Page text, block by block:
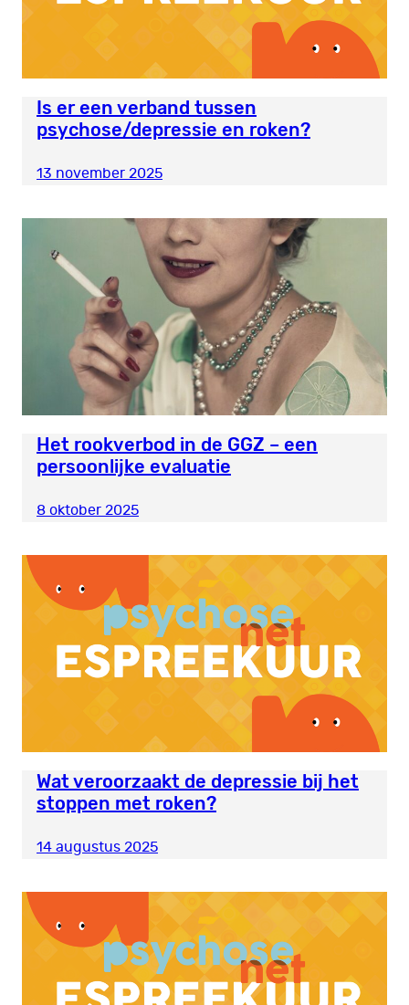
Is er een verband tussen
psychose/depressie en roken?
13 november 2025
Het rookverbod in de GGZ – een
persoonlijke evaluatie
8 oktober 2025
Wat veroorzaakt de depressie bij het
stoppen met roken?
14 augustus 2025